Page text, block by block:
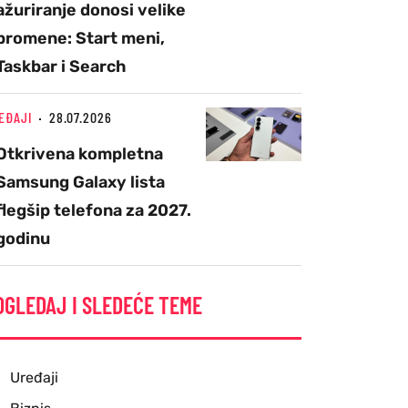
donosi velike
Start meni,
i Search
28.07.2026
kompletna
Galaxy lista
telefona za 2027.
I SLEDEĆE TEME
Uređaji